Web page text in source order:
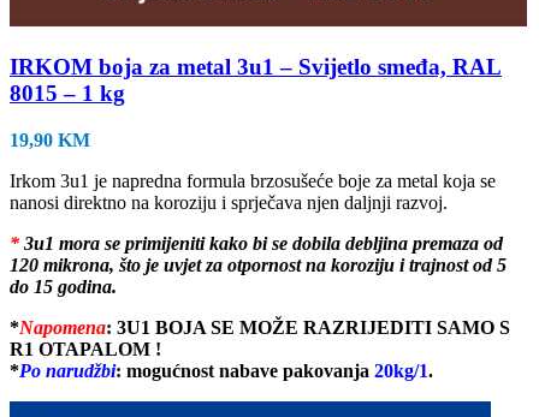
IRKOM boja za metal 3u1 – Svijetlo smeđa, RAL
8015 – 1 kg
19,90 KM
Irkom 3u1 je napredna formula brzosušeće boje za metal koja se
nanosi direktno na koroziju i sprječava njen daljnji razvoj.
* 3u1 mora se primijeniti kako bi se dobila debljina premaza od
120 mikrona, što je uvjet za otpornost na koroziju i trajnost od 5
do 15 godina.
*Napomena: 3U1 BOJA SE MOŽE RAZRIJEDITI SAMO S
R1 OTAPALOM !
*Po narudžbi: mogućnost nabave pakovanja 20kg/1.